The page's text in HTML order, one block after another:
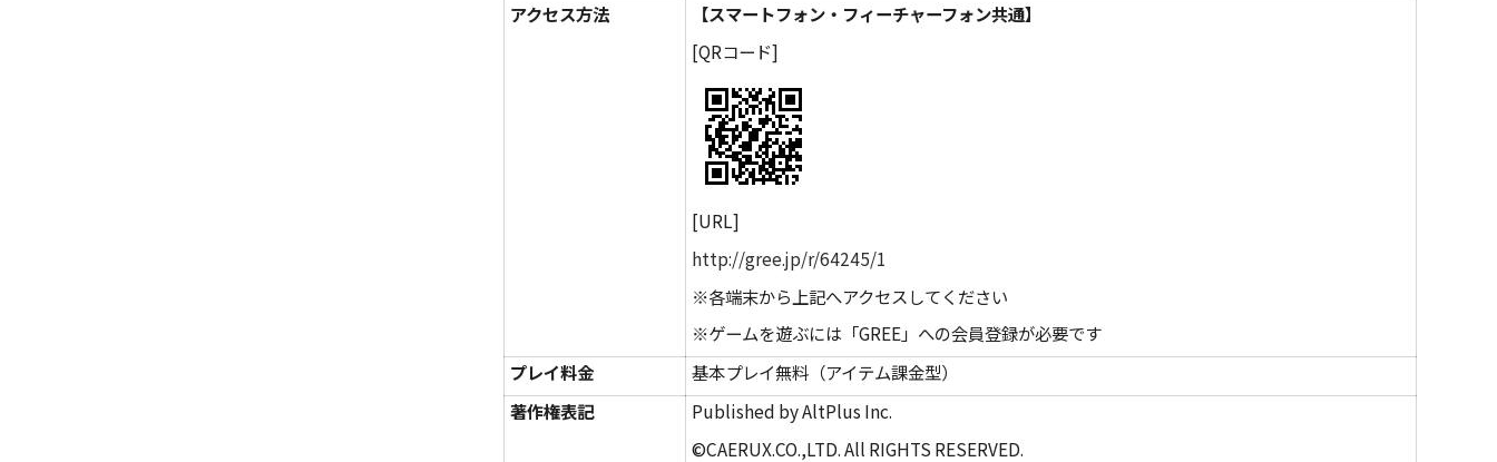
アクセス方法
【スマートフォン・フィーチャーフォン共通】
[QRコード]
[URL]
http://gree.jp/r/64245/1
※各端末から上記へアクセスしてください
※ゲームを遊ぶには「GREE」への会員登録が必要です
プレイ料金
基本プレイ無料（アイテム課金型）
著作権表記
Published by AltPlus Inc.
©CAERUX.CO.,LTD. All RIGHTS RESERVED.